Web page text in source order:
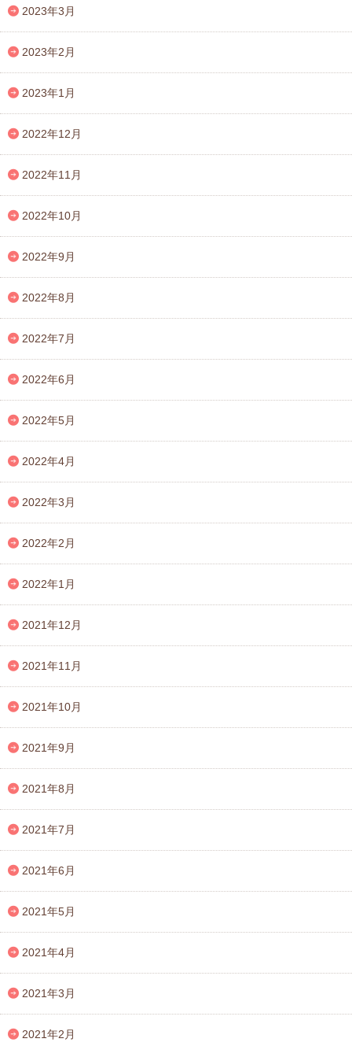
2023年3月
2023年2月
2023年1月
2022年12月
2022年11月
2022年10月
2022年9月
2022年8月
2022年7月
2022年6月
2022年5月
2022年4月
2022年3月
2022年2月
2022年1月
2021年12月
2021年11月
2021年10月
2021年9月
2021年8月
2021年7月
2021年6月
2021年5月
2021年4月
2021年3月
2021年2月